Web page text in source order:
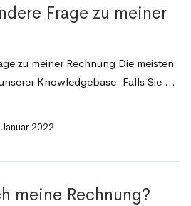
Frage zu meiner
zu meiner Rechnung Die meisten
Knowledgebase. Falls Sie …
2022
meine Rechnung?